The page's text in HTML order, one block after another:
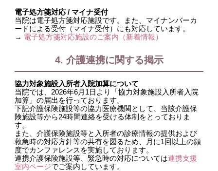
電子処方箋対応 / マイナ受付
当院は電子処方箋対応施設です。また、マイナンバーカ
ードによる受付（マイナ受付）にも対応しています。
→ 電子処方箋対応施設のご案内（新着情報）
4. 介護連携に関する掲示
協力対象施設入所者入院加算について
当院では、2026年6月1日より「協力対象施設入所者入院
加算」の届出を行っております。
下記介護保険施設等の協力医療機関として、当該介護保
険施設等から24時間連絡を受ける体制をとっておりま
す。
また、介護保険施設等と入所者の診療情報の提供および
救急時の対応方針等の共有を図るため、月に1回以上の頻
度でカンファレンスを実施しております。
連携介護保険施設等、緊急時の対応については連携支援
室内ページでご案内しています。